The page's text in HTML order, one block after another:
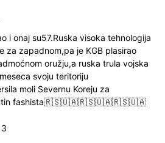
i onaj su57.Ruska visoka tehnologija
za zapadnom,pa je KGB plasirao
oružju,a ruska trula vojska
svoju teritoriju
moli Severnu Koreju za
Putin fashista🇷🇸🇺🇦🇷🇸🇺🇦🇷🇸🇺🇦
3